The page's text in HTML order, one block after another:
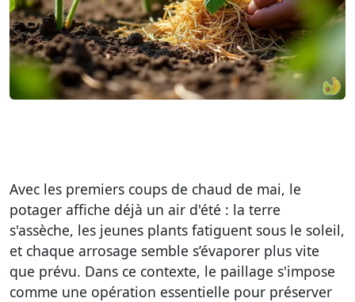
Avec les premiers coups de chaud de mai, le
potager affiche déjà un air d'été : la terre
s'assèche, les jeunes plants fatiguent sous le soleil,
et chaque arrosage semble s’évaporer plus vite
que prévu. Dans ce contexte, le paillage s'impose
comme une opération essentielle pour préserver